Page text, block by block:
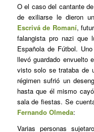
O el caso del cantante
de exiliarse le dieron
Escrivá de Romaní,
falangista pro nazi que
Española de Fútbol.
llevó guardado envuelto
visto solo se trataba de
régimen sufrió un
hasta que él mismo
sala de fiestas. Se
Fernando Olmeda:
Varias personas